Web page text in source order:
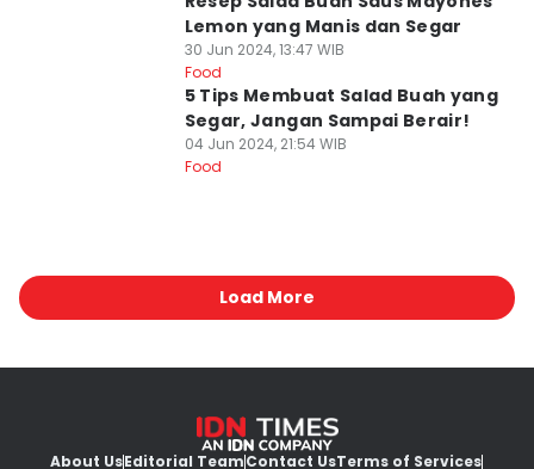
Lemon yang Manis dan Segar
30 Jun 2024, 13:47 WIB
Food
5 Tips Membuat Salad Buah yang
Segar, Jangan Sampai Berair!
04 Jun 2024, 21:54 WIB
Food
Load More
About UsEditorial TeamContact UsTerms of Services